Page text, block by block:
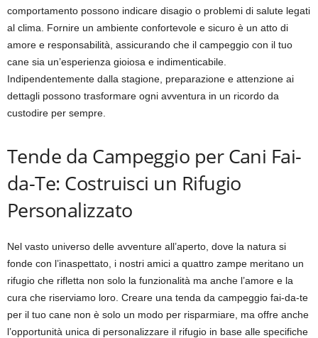
comportamento possono indicare disagio o problemi di salute legati
al clima. Fornire un ambiente confortevole e sicuro è un atto di
amore e responsabilità, assicurando che il campeggio con il tuo
cane sia un’esperienza gioiosa e indimenticabile.
Indipendentemente dalla stagione, preparazione e attenzione ai
dettagli possono trasformare ogni avventura in un ricordo da
custodire per sempre.
Tende da Campeggio per Cani Fai-
da-Te: Costruisci un Rifugio
Personalizzato
Nel vasto universo delle avventure all’aperto, dove la natura si
fonde con l’inaspettato, i nostri amici a quattro zampe meritano un
rifugio che rifletta non solo la funzionalità ma anche l’amore e la
cura che riserviamo loro. Creare una tenda da campeggio fai-da-te
per il tuo cane non è solo un modo per risparmiare, ma offre anche
l’opportunità unica di personalizzare il rifugio in base alle specifiche